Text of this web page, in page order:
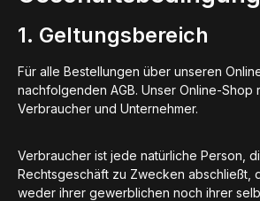
1. Geltungsbereich
Für alle Bestellungen über unseren
nachfolgenden AGB. Unser Online-Shop
Verbraucher und Unternehmer.
Verbraucher ist jede natürliche Person,
Rechtsgeschäft zu Zwecken abschließt,
weder ihrer gewerblichen noch ihrer